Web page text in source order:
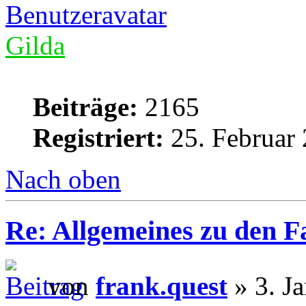
Gilda
Beiträge: 2165
Registriert: 25. Februar
Nach oben
Re: Allgemeines zu den
von frank.quest » 3.